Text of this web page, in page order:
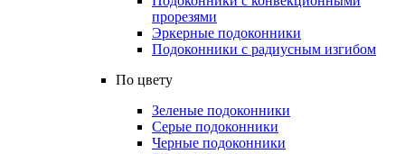
прорезями
Эркерные подоконники
Подоконники с радиусным изгибом
По цвету
Зеленые подоконники
Серые подоконники
Черные подоконники